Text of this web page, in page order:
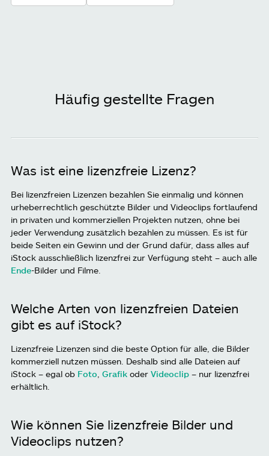
Häufig gestellte Fragen
Was ist eine lizenzfreie Lizenz?
Bei lizenzfreien Lizenzen bezahlen Sie einmalig und können
urheberrechtlich geschützte Bilder und Videoclips fortlaufend
in privaten und kommerziellen Projekten nutzen, ohne bei
jeder Verwendung zusätzlich bezahlen zu müssen. Es ist für
beide Seiten ein Gewinn und der Grund dafür, dass alles auf
iStock ausschließlich lizenzfrei zur Verfügung steht – auch alle
Ende-Bilder und Filme.
Welche Arten von lizenzfreien Dateien
gibt es auf iStock?
Lizenzfreie Lizenzen sind die beste Option für alle, die Bilder
kommerziell nutzen müssen. Deshalb sind alle Dateien auf
iStock – egal ob Foto Grafik oder Videoclip – nur lizenzfrei
erhältlich.
Wie können Sie lizenzfreie Bilder und
Videoclips nutzen?